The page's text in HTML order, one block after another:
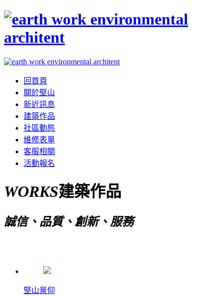
回首頁
關於堅山
新近訊息
建築作品
社區動態
維修表單
客服相關
活動報名
WORKS建築作品
誠信、品質、創新、服務
堅山景仰